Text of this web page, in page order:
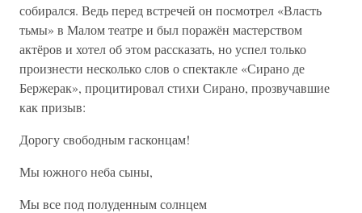
собирался. Ведь перед встречей он посмотрел «Власть
тьмы» в Малом театре и был поражён мастерством
актёров и хотел об этом рассказать, но успел только
произнести несколько слов о спектакле «Сирано де
Бержерак», процитировал стихи Сирано, прозвучавшие
как призыв:
Дорогу свободным гасконцам!
Мы южного неба сыны,
Мы все под полуденным солнцем